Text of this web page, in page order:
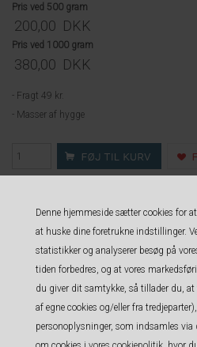
Denne hjemmeside sætter cookies for
at huske dine foretrukne indstillinger.
statistikker og analyserer besøg på
tiden forbedres, og at vores
du giver dit samtykke, så tillader du,
af egne cookies og/eller fra
personoplysninger, som indsamles via
Pris ved 500 gram
200,00 DKK
Pris ved 1000 gram
380,00 DKK
- Fragt 49 kr.
- Masser af hygge
Måske er du også
produkter